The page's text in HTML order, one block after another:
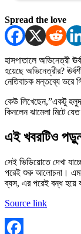
Spread the love
হাসপাতালে অভিনেত্রী
হয়েছে অভিনেত্রীর?
নেতিবাচক মন্তব্যে ভরে
কেউ লিখেছেন,”একটু হলুদ
কিনলেন ঝামেলা মিটে
এই খবরটিও
সেই ভিডিয়োতে দেখা
পরেই শুরু আলোচনা। এমন
ব্যস, এর পরেই বন্ধ হয়ে
Source link